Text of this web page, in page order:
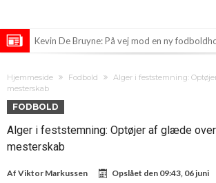
Kevin De Bruyne: På vej mod en ny
Fodboldverdenen venter på hvid røg fra
har Real tilbudt Vinicius?
Hjemmeside Fodbold
Alger i feststemning:
mesterskab
FODBOLD
Alger i feststemning: Optøjer af glæde
mesterskab
Af Viktor Markussen Opslået den 09:43, 06 juni